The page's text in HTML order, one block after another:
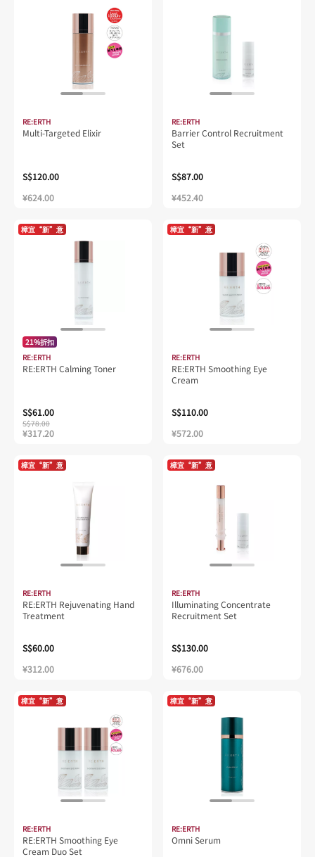
RE:ERTH
Multi-Targeted Elixir
S$120.00
¥624.00
RE:ERTH
Barrier Control Recruitment
Set
S$87.00
¥452.40
樟宜“新”意
21%折扣
RE:ERTH
RE:ERTH Calming Toner
S$61.00
S$78.00
¥317.20
樟宜“新”意
RE:ERTH
RE:ERTH Smoothing Eye
Cream
S$110.00
¥572.00
樟宜“新”意
RE:ERTH
RE:ERTH Rejuvenating Hand
Treatment
S$60.00
¥312.00
樟宜“新”意
RE:ERTH
Illuminating Concentrate
Recruitment Set
S$130.00
¥676.00
樟宜“新”意
RE:ERTH
RE:ERTH Smoothing Eye
Cream Duo Set
樟宜“新”意
RE:ERTH
Omni Serum